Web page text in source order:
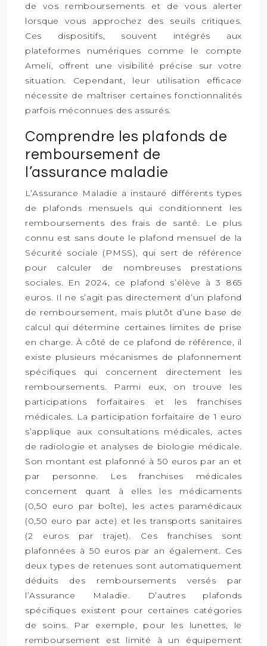
de vos remboursements et de vous alerter
lorsque vous approchez des seuils critiques.
Ces dispositifs, souvent intégrés aux
plateformes numériques comme le compte
Ameli, offrent une visibilité précise sur votre
situation. Cependant, leur utilisation efficace
nécessite de maîtriser certaines fonctionnalités
parfois méconnues des assurés.
Comprendre les plafonds de
remboursement de
l’assurance maladie
L’Assurance Maladie a instauré différents types
de plafonds mensuels qui conditionnent les
remboursements des frais de santé. Le plus
connu est sans doute le plafond mensuel de la
Sécurité sociale (PMSS), qui sert de référence
pour calculer de nombreuses prestations
sociales. En 2024, ce plafond s’élève à 3 865
euros. Il ne s’agit pas directement d’un plafond
de remboursement, mais plutôt d’une base de
calcul qui détermine certaines limites de prise
en charge. À côté de ce plafond de référence, il
existe plusieurs mécanismes de plafonnement
spécifiques qui concernent directement les
remboursements. Parmi eux, on trouve les
participations forfaitaires et les franchises
médicales. La participation forfaitaire de 1 euro
s’applique aux consultations médicales, actes
de radiologie et analyses de biologie médicale.
Son montant est plafonné à 50 euros par an et
par personne. Les franchises médicales
concernent quant à elles les médicaments
(0,50 euro par boîte), les actes paramédicaux
(0,50 euro par acte) et les transports sanitaires
(2 euros par trajet). Ces franchises sont
plafonnées à 50 euros par an également. Ces
deux types de retenues sont automatiquement
déduits des remboursements versés par
l’Assurance Maladie. D’autres plafonds
spécifiques existent pour certaines catégories
de soins. Par exemple, pour les lunettes, le
remboursement est limité à un équipement